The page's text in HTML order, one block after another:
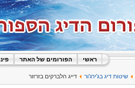
ראשי הפורומים של האתר
שיטות דיג בג'ירג'ור דייג הלברקים בזרזור